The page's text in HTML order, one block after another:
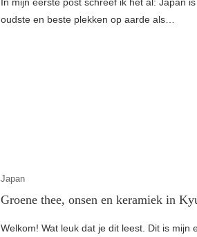
oudste en beste plekken op aarde als…
Japan
Groene thee, onsen en keramiek in
Welkom! Wat leuk dat je dit leest. Dit is mijn